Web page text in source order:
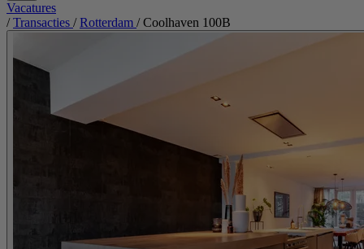
Vacatures
/ Transacties / Rotterdam / Coolhaven 100B